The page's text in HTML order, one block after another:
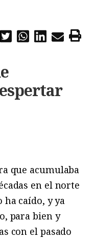
que acumulaba
en el norte
caído, y ya
para bien y
con el pasado